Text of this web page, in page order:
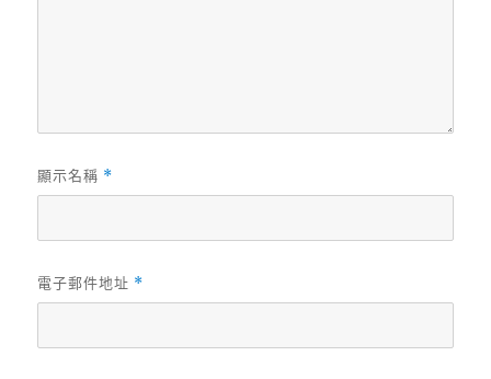
顯示名稱 *
電子郵件地址 *